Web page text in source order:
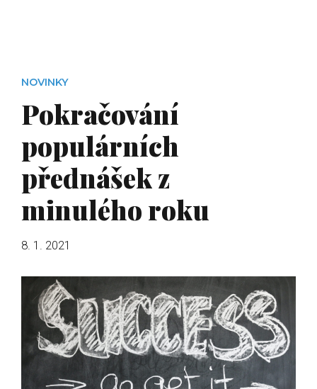
NOVINKY
Pokračování
populárních
přednášek z
minulého roku
8. 1. 2021